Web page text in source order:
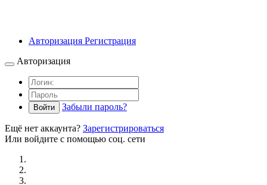
Авторизация Регистрация
Авторизация
Войти Забыли пароль?
Ещё нет аккаунта? Зарегистрироваться
Или войдите с помощью соц. сети